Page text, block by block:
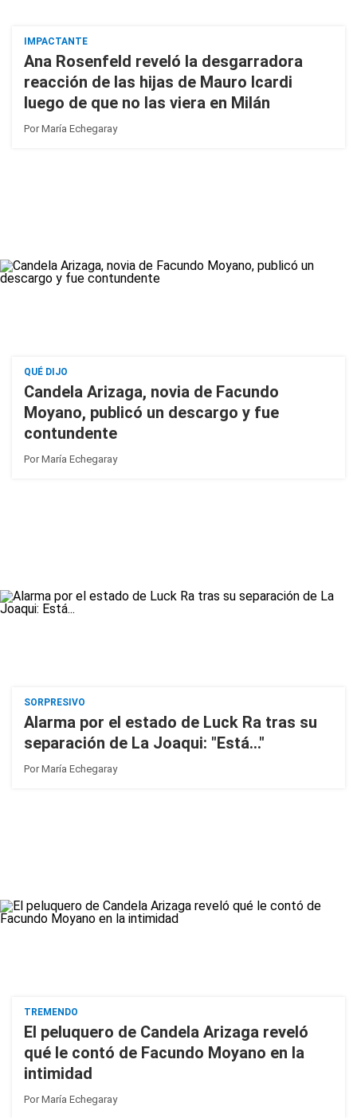
IMPACTANTE
Ana Rosenfeld reveló la desgarradora
reacción de las hijas de Mauro Icardi
luego de que no las viera en Milán
PorMaría Echegaray
QUÉ DIJO
Candela Arizaga, novia de Facundo
Moyano, publicó un descargo y fue
contundente
PorMaría Echegaray
SORPRESIVO
Alarma por el estado de Luck Ra tras su
separación de La Joaqui: "Está..."
PorMaría Echegaray
TREMENDO
El peluquero de Candela Arizaga reveló
qué le contó de Facundo Moyano en la
intimidad
PorMaría Echegaray